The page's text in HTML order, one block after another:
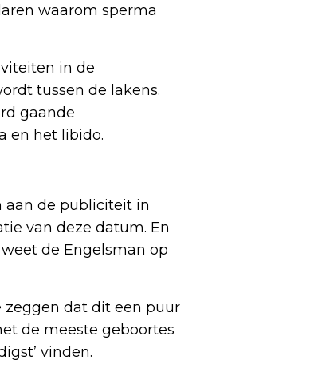
waarom sperma
in de
tussen de lakens.
gaande
en het libido.
aan de publiciteit in
van deze datum. En
de Engelsman op
zeggen dat dit een puur
de meeste geboortes
vinden.